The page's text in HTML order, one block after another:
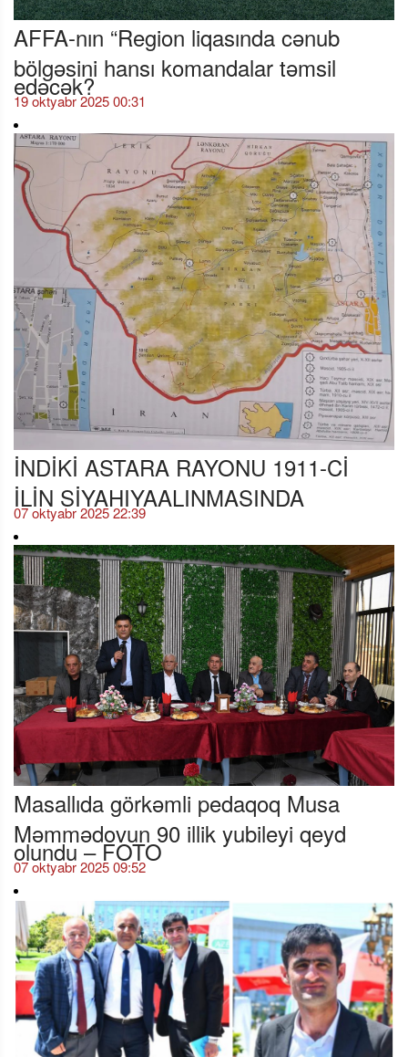
AFFA-nın “Region liqasında cənub
bölgəsini hansı komandalar təmsil
edəcək?
19 oktyabr 2025 00:31
İNDİKİ ASTARA RAYONU 1911-Cİ
İLİN SİYAHIYAALINMASINDA
07 oktyabr 2025 22:39
Masallıda görkəmli pedaqoq Musa
Məmmədovun 90 illik yubileyi qeyd
olundu – FOTO
07 oktyabr 2025 09:52